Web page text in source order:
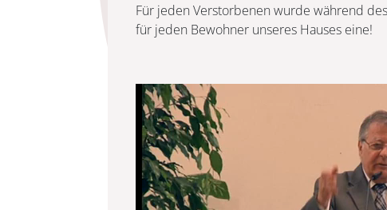
Für jeden Verstorbenen wurde während
für jeden Bewohner unseres Hauses eine!